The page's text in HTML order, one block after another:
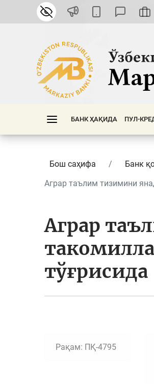
БАНК ҲАҚИДА ПУЛ-
Бош саҳифа Банк
Аграр таълим тизимини
Аграр
тўғрисида
Рақам: ПҚ-4795